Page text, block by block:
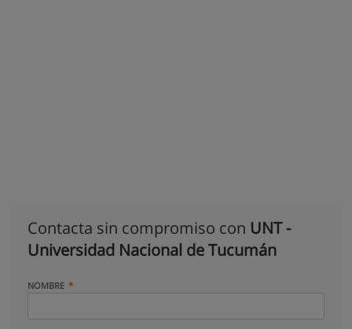
Contacta sin compromiso con UNT -
Universidad Nacional de Tucumán
NOMBRE